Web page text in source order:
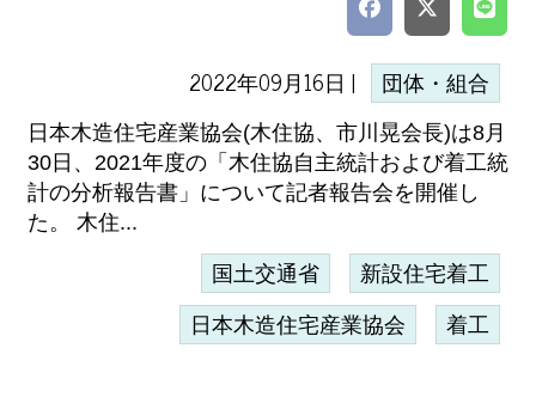
2022年09月16日 | 団体・組合
日本木造住宅産業協会(木住協、市川晃会長)は8月
30日、2021年度の「木住協自主統計および着工統
計の分析報告書」について記者報告会を開催し
た。 木住...
国土交通省 新設住宅着工
日本木造住宅産業協会 着工